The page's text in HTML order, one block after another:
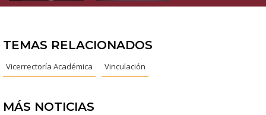
TEMAS RELACIONADOS
Vicerrectoría Académica Vinculación
MÁS NOTICIAS